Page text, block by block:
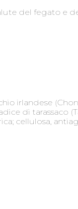
del fegato e
irlandese
di tarassaco
cellulosa,